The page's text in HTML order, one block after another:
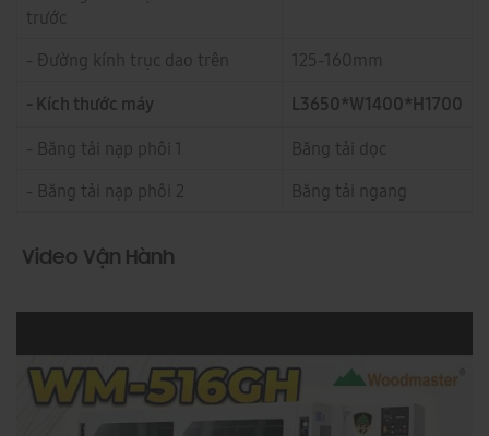
trước
- Đường kính trục dao trên
125-160mm
- Kích thước máy
L3650*W1400*H1700
- Băng tải nạp phôi 1
Băng tải dọc
- Băng tải nạp phôi 2
Băng tải ngang
Video Vận Hành